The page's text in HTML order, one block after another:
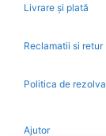
Livrare și plată
Reclamatii si retur
Politica de
Ajutor